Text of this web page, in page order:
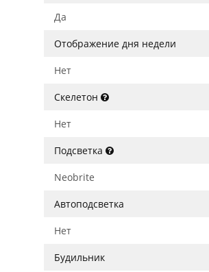
Да
Отображение дня недели
Нет
Скелетон
Нет
Подсветка
Neobrite
Автоподсветка
Нет
Будильник